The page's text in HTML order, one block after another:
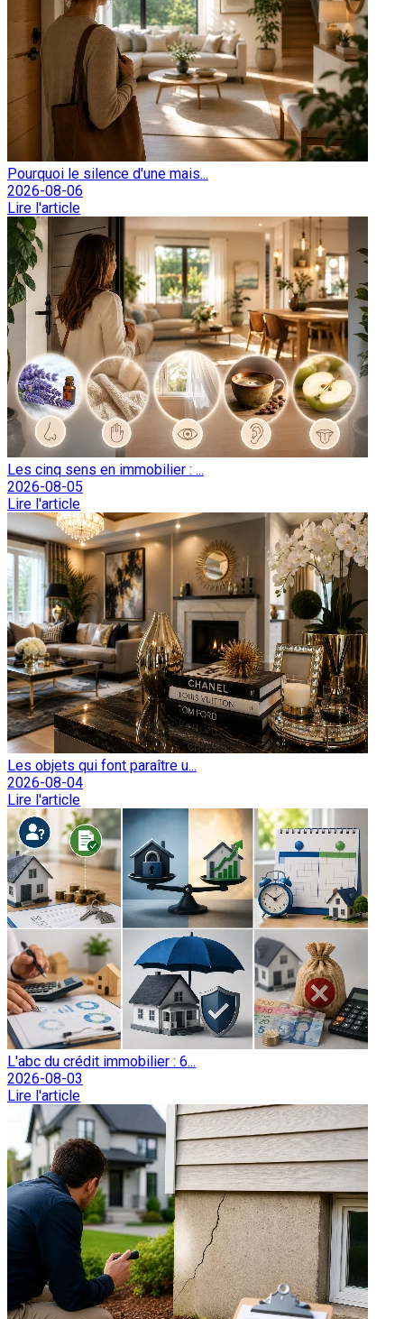
Pourquoi le silence d'une mais...
2026-08-06
Lire l'article
Les cinq sens en immobilier : ...
2026-08-05
Lire l'article
Les objets qui font paraître u...
2026-08-04
Lire l'article
L'abc du crédit immobilier : 6...
2026-08-03
Lire l'article